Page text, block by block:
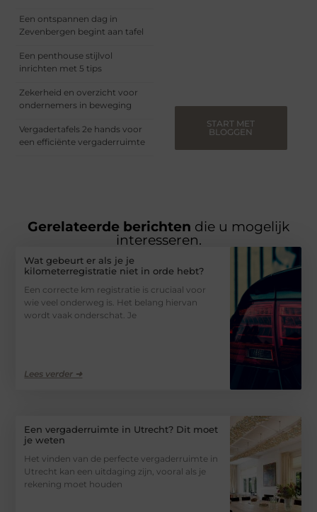
Een ontspannen dag in
Zevenbergen begint aan tafel
Een penthouse stijlvol
inrichten met 5 tips
Zekerheid en overzicht voor
ondernemers in beweging
Vergadertafels 2e hands voor
een efficiënte vergaderruimte
START MET
BLOGGEN
Gerelateerde berichten die u mogelijk
interesseren.
Wat gebeurt er als je je
kilometerregistratie niet in orde hebt?
Een correcte km registratie is cruciaal voor
wie veel onderweg is. Het belang hiervan
wordt vaak onderschat. Je
Lees verder ➜
Een vergaderruimte in Utrecht? Dit moet
je weten
Het vinden van de perfecte vergaderruimte in
Utrecht kan een uitdaging zijn, vooral als je
rekening moet houden